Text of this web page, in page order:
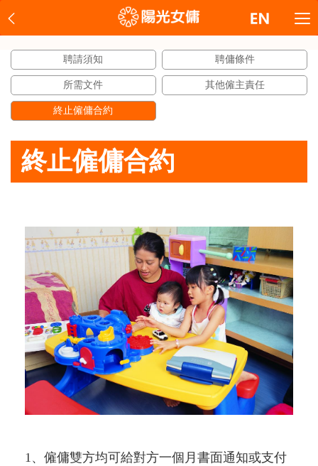
聘請須知 聘傭條件
所需文件 其他僱主責任
終止僱傭合約
終止僱傭合約
1、僱傭雙方均可給對方一個月書面通知或支付